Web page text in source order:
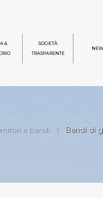
&
SOCIETÀ
TRASPARENTE
e bandi | Bandi di